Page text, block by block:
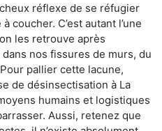
réflexe de se réfugier
coucher. C’est autant l’une
les retrouve après
nos fissures de murs, du
pallier cette lacune,
de désinsectisation à La
humains et logistiques
Aussi, retenez que